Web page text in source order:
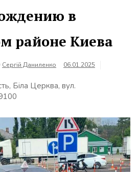
в
районе Киева
Сергій Даниленко
06.01.2025
Біла Церква, вул.